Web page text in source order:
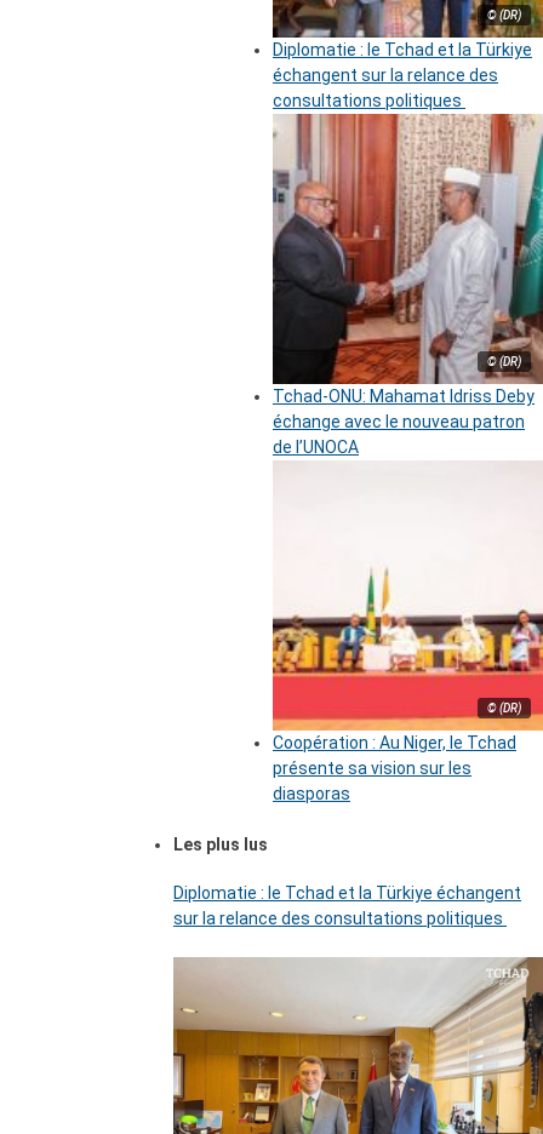
© (DR)
Diplomatie : le Tchad et la Türkiye
échangent sur la relance des
consultations politiques
© (DR)
Tchad-ONU: Mahamat Idriss Deby
échange avec le nouveau patron
de l’UNOCA
© (DR)
Coopération : Au Niger, le Tchad
présente sa vision sur les
diasporas
Les plus lus
Diplomatie : le Tchad et la Türkiye échangent
sur la relance des consultations politiques